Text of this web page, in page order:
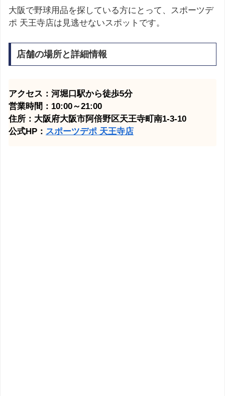
大阪で野球用品を探している方にとって、スポーツデ
ポ 天王寺店は見逃せないスポットです。
店舗の場所と詳細情報
アクセス：河堀口駅から徒歩5分
営業時間：10:00～21:00
住所：大阪府大阪市阿倍野区天王寺町南1-3-10
公式HP： スポーツデポ 天王寺店